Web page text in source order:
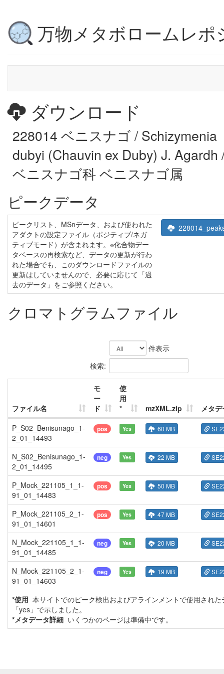
万物メタボロームレポ
ダウンロード
228014 ベニスナゴ / Schizymenia
dubyi (Chauvin ex Duby) J. Agardh
ベニスナゴ科 ベニスナゴ属
ピークデータ
ピークリスト、MSnデータ、および使われた
アダクトの設定ファイル（ポジティブ/ネガ
ティブモード）が含まれます。※化合物デー
タベースの再検索など、データの更新が行わ
れた場合でも、このダウンロードファイルの
更新はしていませんので、必要に応じて「過
去のデータ」をご参照ください。
クロマトグラムファイル
件表示
検索:
ファイル名
モ
ー
ド
使
用
*
mzXML.zip
メタ
P_S02_Benisunago_1-
2_01_14493
pos Yes 60 MB
N_S02_Benisunago_1-
2_01_14495
neg Yes 22 MB
P_Mock_221105_1_1-
91_01_14483
pos Yes 50 MB
P_Mock_221105_2_1-
91_01_14601
pos Yes 47 MB
N_Mock_221105_1_1-
91_01_14485
neg Yes 20 MB
N_Mock_221105_2_1-
91_01_14603
neg Yes 19 MB
*使用 本サイトでのピーク検出およびアラインメントで使用された
「yes」で示しました。
*メタデータ詳細 いくつかのページは準備中です。